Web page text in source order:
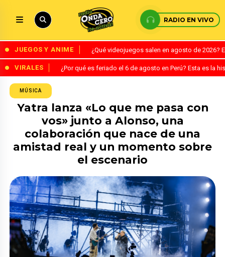
RADIO EN VIVO
JUEGOS Y ANIME ¿Qué videojuegos salen en agosto de
VIRALES ¿Por qué es feriado el 6 de agosto en Perú? Esta es la
MÚSICA
Yatra lanza «Lo que me pasa con
vos» junto a Alonso, una
colaboración que nace de una
amistad real y un momento sobre
el escenario